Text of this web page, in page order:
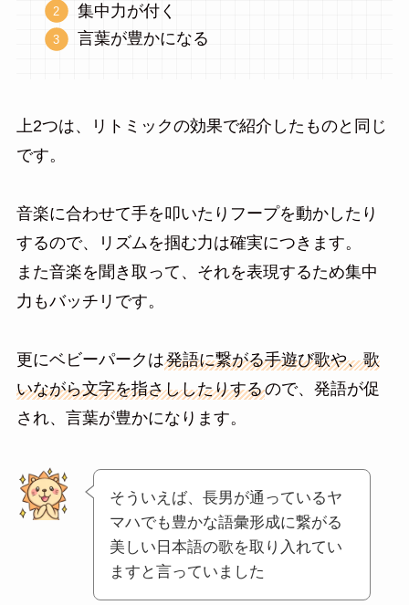
集中力が付く
言葉が豊かになる
上2つは、リトミックの効果で紹介したものと同じ
です。
音楽に合わせて手を叩いたりフープを動かしたり
するので、リズムを掴む力は確実につきます。
また音楽を聞き取って、それを表現するため集中
力もバッチリです。
更にベビーパークは発語に繋がる手遊び歌や、歌
いながら文字を指さししたりするので、発語が促
され、言葉が豊かになります。
そういえば、長男が通っているヤ
マハでも豊かな語彙形成に繋がる
美しい日本語の歌を取り入れてい
ますと言っていました